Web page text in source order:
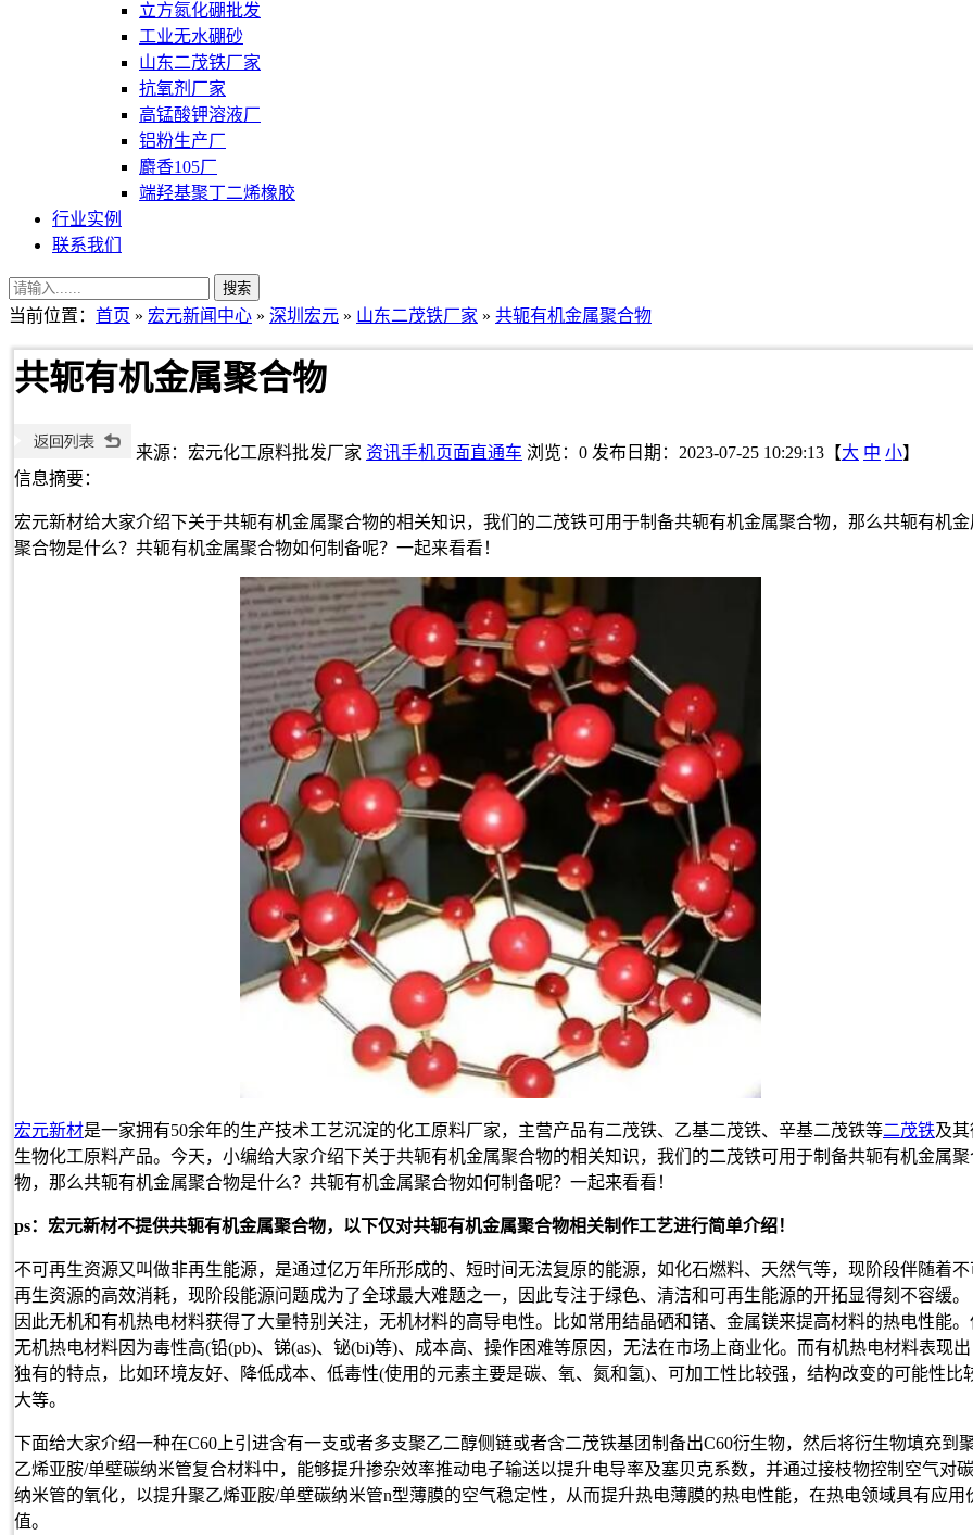
立方氮化硼批发
工业无水硼砂
山东二茂铁厂家
抗氧剂厂家
高锰酸钾溶液厂
铝粉生产厂
麝香105厂
端羟基聚丁二烯橡胶
行业实例
联系我们
当前位置： 首页 » 宏元新闻中心 » 深圳宏元 » 山东二茂铁厂家 » 共轭有机金属聚合物
共轭有机金属聚合物
来源：宏元化工原料批发厂家 资讯手机页面直通车 浏览： 0 发布日期：2023-07-25 10:29:13【大 中 小】
信息摘要：
宏元新材给大家介绍下关于共轭有机金属聚合物的相关知识，我们的二茂铁可用于制备共轭有机金属聚合物，那么共轭有机金
聚合物是什么？共轭有机金属聚合物如何制备呢？一起来看看！
宏元新材是一家拥有50余年的生产技术工艺沉淀的化工原料厂家，主营产品有二茂铁、乙基二茂铁、辛基二茂铁等二茂铁及
生物化工原料产品。今天，小编给大家介绍下关于共轭有机金属聚合物的相关知识，我们的二茂铁可用于制备共轭有机金属聚
物，那么共轭有机金属聚合物是什么？共轭有机金属聚合物如何制备呢？一起来看看！
ps：宏元新材不提供共轭有机金属聚合物，以下仅对共轭有机金属聚合物相关制作工艺进行简单介绍！
不可再生资源又叫做非再生能源，是通过亿万年所形成的、短时间无法复原的能源，如化石燃料、天然气等，现阶段伴随着不
再生资源的高效消耗，现阶段能源问题成为了全球最大难题之一，因此专注于绿色、清洁和可再生能源的开拓显得刻不容缓。
因此无机和有机热电材料获得了大量特别关注，无机材料的高导电性。比如常用结晶硒和锗、金属镁来提高材料的热电性能。
无机热电材料因为毒性高(铅(pb)、锑(as)、铋(bi)等)、成本高、操作困难等原因，无法在市场上商业化。而有机热电材料表现出
独有的特点，比如环境友好、降低成本、低毒性(使用的元素主要是碳、氧、氮和氢)、可加工性比较强，结构改变的可能性比
大等。
下面给大家介绍一种在C60上引进含有一支或者多支聚乙二醇侧链或者含二茂铁基团制备出C60衍生物，然后将衍生物填充到
乙烯亚胺/单壁碳纳米管复合材料中，能够提升掺杂效率推动电子输送以提升电导率及塞贝克系数，并通过接枝物控制空气对碳
纳米管的氧化，以提升聚乙烯亚胺/单壁碳纳米管n型薄膜的空气稳定性，从而提升热电薄膜的热电性能，在热电领域具有应用
值。